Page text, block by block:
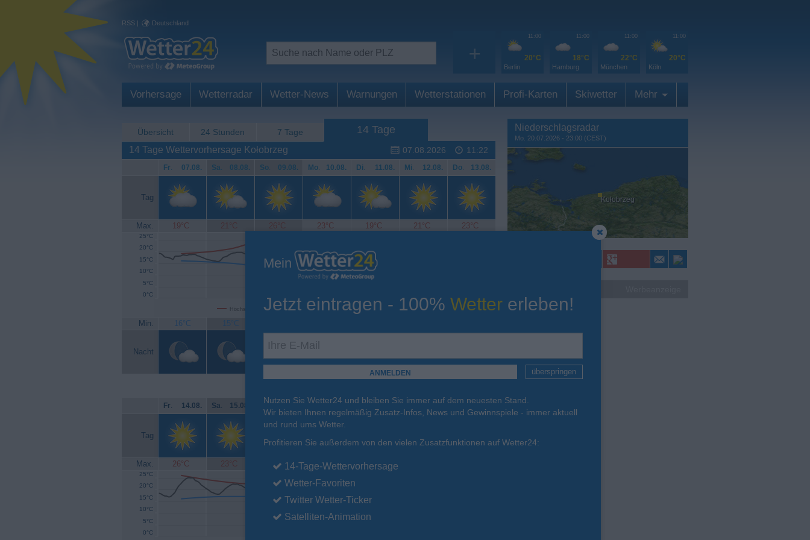
RSS | Deutschland
+
11:00
20°C
Berlin
11:00
18°C
Hamburg
11:00
22°C
München
11:00
20°C
Köln
Vorhersage Wetterradar Wetter-News Warnungen Wetterstationen Profi-Karten Skiwetter Mehr
Übersicht 24 Stunden 7 Tage 14 Tage
07.08.2026 11:22
14 Tage Wettervorhersage Kołobrzeg
Fr. 07.08. Sa. 08.08. So. 09.08. Mo. 10.08. Di. 11.08. Mi. 12.08. Do. 13.08.
Tag
Max. 19°C 21°C 26°C 23°C 19°C 21°C 23°C
Höchsttemperatur Tiefsttemperatur Aktuelle Temperatur
0°C
5°C
10°C
15°C
20°C
25°C
Min. 16°C 15°C
Nacht
Fr. 14.08. Sa. 15.08. So. 16.08. Mo. 17.08. Di. 18.08. Mi. 19.08. Do. 20.08.
Tag
Max. 26°C 23°C 22°C 22°C 20°C
0°C
5°C
10°C
15°C
20°C
25°C
Niederschlagsradar
Mo. 20.07.2026 - 23:00 (CEST)
Kołobrzeg
Mein
Jetzt eintragen - 100% Wetter erleben!
überspringen
Nutzen Sie Wetter24 und bleiben Sie immer auf dem neuesten Stand.
Wir bieten Ihnen regelmäßig Zusatz-Infos, News und Gewinnspiele - immer aktuell
und rund ums Wetter.
Profitieren Sie außerdem von den vielen Zusatzfunktionen auf Wetter24:
14-Tage-Wettervorhersage
Wetter-Favoriten
Twitter Wetter-Ticker
Satelliten-Animation